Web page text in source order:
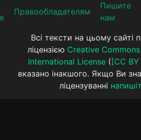
Прaвooблaдателям
Пишите
нам
Всі тексти на цьому сайті
ліцензією Creative
International License( [CC BY
вказано інакшого. Якщо Ви
ліцензуванні